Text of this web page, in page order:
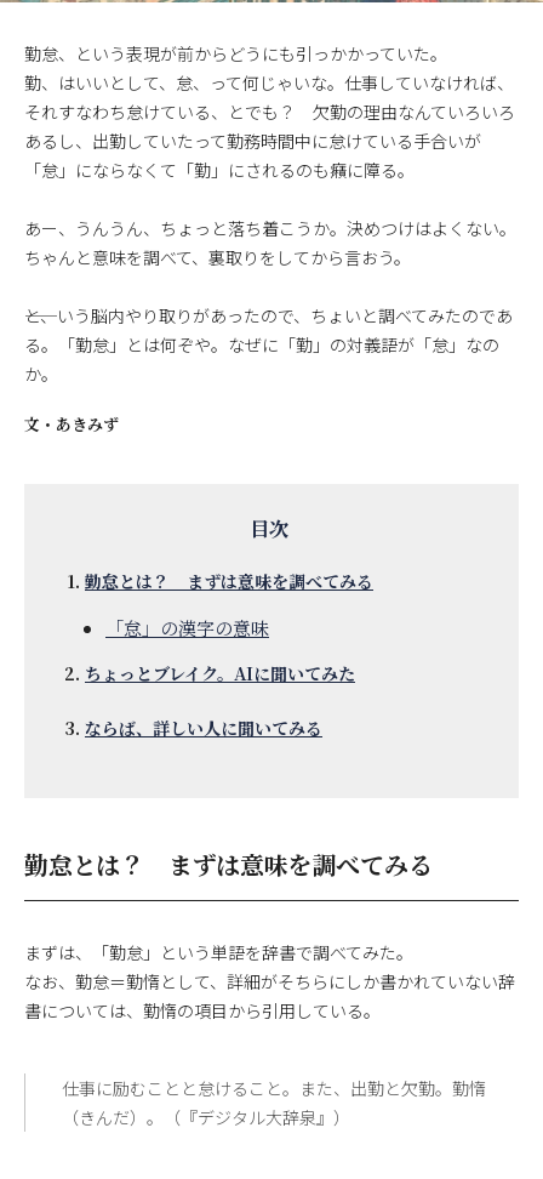
勤怠、という表現が前からどうにも引っかかっていた。
勤、はいいとして、怠、って何じゃいな。仕事していなければ、
それすなわち怠けている、とでも？ 欠勤の理由なんていろいろ
あるし、出勤していたって勤務時間中に怠けている手合いが
「怠」にならなくて「勤」にされるのも癪に障る。
あー、うんうん、ちょっと落ち着こうか。決めつけはよくない。
ちゃんと意味を調べて、裏取りをしてから言おう。
――と、いう脳内やり取りがあったので、ちょいと調べてみたのであ
る。「勤怠」とは何ぞや。なぜに「勤」の対義語が「怠」なの
か。
文・ あきみず
勤怠とは？ まずは意味を調べてみる
「怠」の漢字の意味
ちょっとブレイク。AIに聞いてみた
ならば、詳しい人に聞いてみる
勤怠とは？ まずは意味を調べてみる
まずは、「勤怠」という単語を辞書で調べてみた。
なお、勤怠＝勤惰として、詳細がそちらにしか書かれていない辞
書については、勤惰の項目から引用している。
仕事に励むことと怠けること。また、出勤と欠勤。勤惰
（きんだ）。（『デジタル大辞泉』）